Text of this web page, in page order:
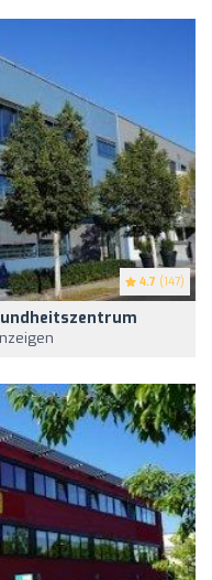
4.7 (147)